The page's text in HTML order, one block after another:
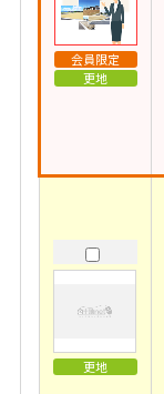
会員限定
更地
更地